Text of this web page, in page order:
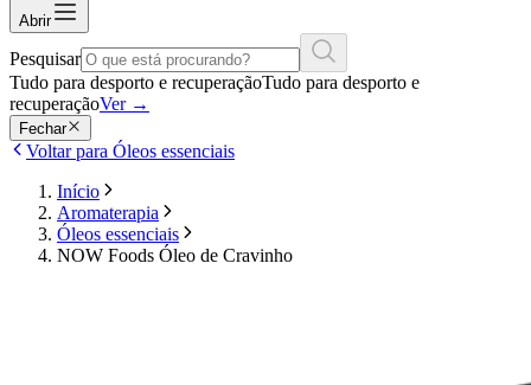
Abrir
Pesquisar
Tudo para desporto e recuperaçãoTudo para desporto e
recuperaçãoVer →
Fechar
Voltar para Óleos essenciais
Início
Aromaterapia
Óleos essenciais
NOW Foods Óleo de Cravinho